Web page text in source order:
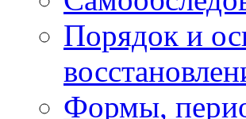
Порядок и
Формы,